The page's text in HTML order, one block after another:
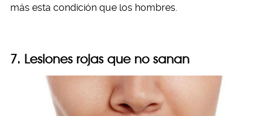
más esta condición que los hombres.
7. Lesiones rojas que no sanan